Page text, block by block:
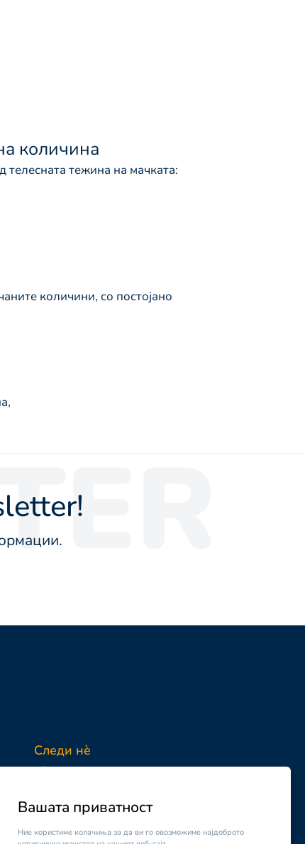
Вашата приватност
Ние користиме колачиња за да ви го овозможиме најдоброто
количина
тежина на мачката:
количини, со постојано
,
Следи нè
Facebook